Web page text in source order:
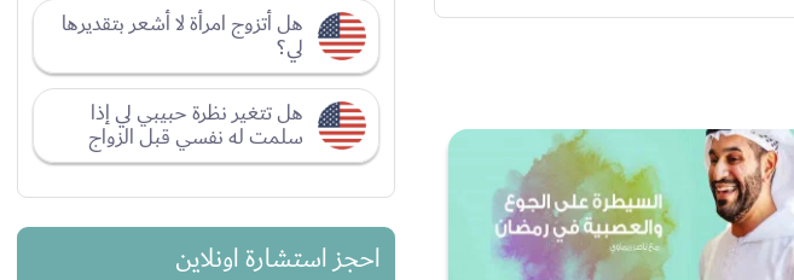
هل أتزوج امرأة لا أشعر بتقديرها
لي؟
هل تتغير نظرة حبيبي لي إذا
سلمت له نفسي قبل الزواج
احجز استشارة اونلاين